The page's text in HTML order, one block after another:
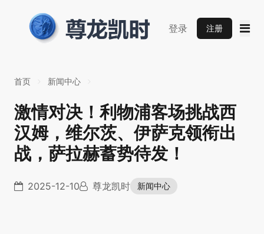
登录 注册
首页 新闻中心
激情对决！利物浦客场挑战西
汉姆，维尔茨、伊萨克领衔出
战，萨拉赫蓄势待发！
2025-12-10 尊龙凯时 新闻中心